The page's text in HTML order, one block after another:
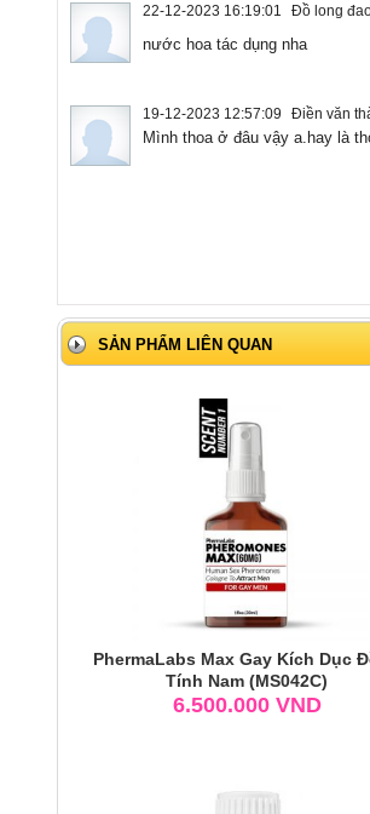
22-12-2023 16:19:01 Đồ long
nước hoa tác dụng nha
19-12-2023 12:57:09 Điền văn
Mình thoa ở đâu vậy a.hay là
SẢN PHẨM LIÊN QUAN
PhermaLabs Max Gay Kích Dục
Tính Nam (MS042C)
6.500.000 VND